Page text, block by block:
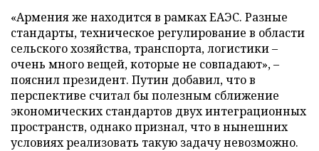
«Армения же находится в рамках ЕАЭС. Разные
стандарты, техническое регулирование в области
сельского хозяйства, транспорта, логистики –
очень много вещей, которые не совпадают», –
пояснил президент. Путин добавил, что в
перспективе считал бы полезным сближение
экономических стандартов двух интеграционных
пространств, однако признал, что в нынешних
условиях реализовать такую задачу невозможно.